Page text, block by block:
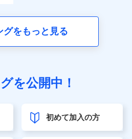
）
社（https://neofirst.co.jp/）
https://www.taiju-life.co.jp）
グをもっと見る
を公開中！
初めて加入の方